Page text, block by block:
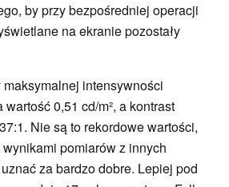
by przy bezpośredniej operacji
na ekranie pozostały
intensywności
0,51 cd/m², a kontrast
Nie są to rekordowe wartości,
pomiarów z innych
za bardzo dobre. Lepiej pod